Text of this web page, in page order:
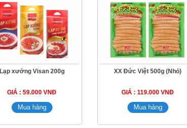
Lạp xưởng Visan 200g
GIÁ : 59.000 VNĐ
XX Đức Việt 500g (Nhỏ)
GIÁ : 119.000 VNĐ